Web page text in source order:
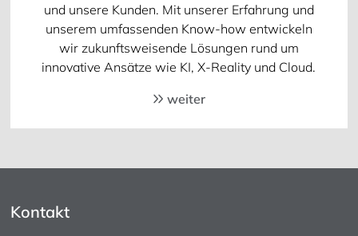
und unsere Kunden. Mit unserer Erfahrung und
unserem umfassenden Know-how entwickeln
wir zukunftsweisende Lösungen rund um
innovative Ansätze wie KI, X-Reality und Cloud.
weiter
Kontakt